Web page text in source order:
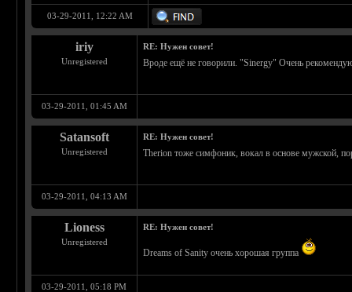
03-29-2011, 12:22 AM
iriy
Unregistered
RE: Нужен совет!
Вроде ещё не говорили. "Sinergy" Очень
03-29-2011, 01:45 AM
Satansoft
Unregistered
RE: Нужен совет!
Therion тоже симфоник, вокал в основе мужской,
03-29-2011, 04:13 AM
Lioness
Unregistered
RE: Нужен совет!
Dreams of Sanity очень хорошая группа
03-29-2011, 05:18 PM